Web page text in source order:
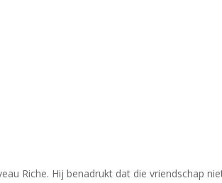
Riche. Hij benadrukt dat die vriendschap